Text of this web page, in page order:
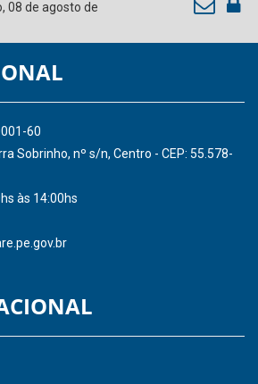
Estado de Pernambuco
da União
de Municípios - CNM
sobre novos Repasses
, 08 de agosto de